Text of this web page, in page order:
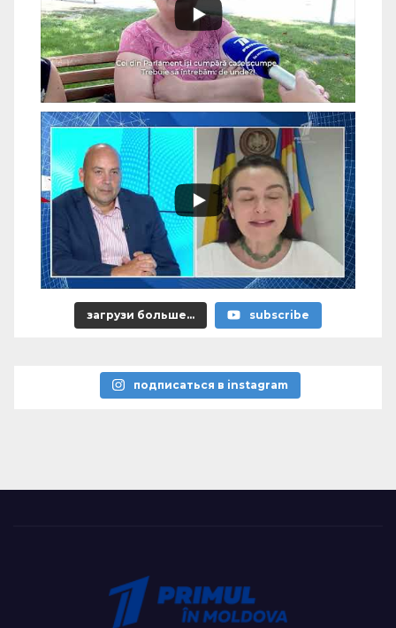
загрузи больше... subscribe
подписаться в instagram